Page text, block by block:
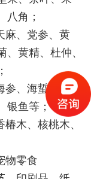
八角；
麻、党参、黄
黄精、杜仲、
参、海蜇、花
银鱼等；
木、核桃木、
物零食